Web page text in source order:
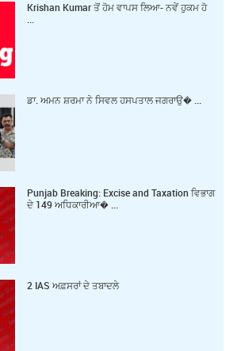
Krishan Kumar ਤੋਂ ਹੋਮ ਵਾਪਸ ਲਿਆ- ਨਵੇਂ ਹੁਕਮ ਹੋ
ਡਾ. ਅਮਨ ਸ਼ਰਮਾ ਨੇ ਸਿਵਲ ਹਸਪਤਾਲ ਜਗਰਾਉ� ...
Punjab Breaking: Excise and Taxation ਵਿਭਾਗ
ਦੇ 149 ਅਧਿਕਾਰੀਆ� ...
2 IAS ਅਫ਼ਸਰਾਂ ਦੇ ਤਬਾਦਲੇ